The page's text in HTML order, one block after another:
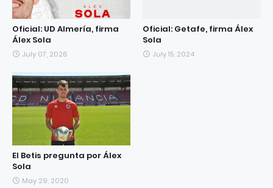
Oficial: UD Almería, firma
Álex Sola
July 07, 2026
Oficial: Getafe, firma Álex
Sola
July 15, 2024
El Betis pregunta por Álex
Sola
May 29, 2020